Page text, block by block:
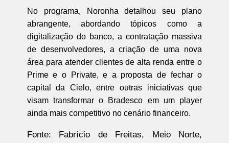
No programa, Noronha detalhou seu plano
abrangente, abordando tópicos como a
digitalização do banco, a contratação massiva
de desenvolvedores, a criação de uma nova
área para atender clientes de alta renda entre o
Prime e o Private, e a proposta de fechar o
capital da Cielo, entre outras iniciativas que
visam transformar o Bradesco em um player
ainda mais competitivo no cenário financeiro.
Fonte: Fabrício de Freitas, Meio Norte,